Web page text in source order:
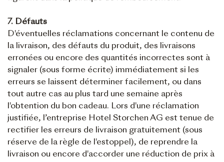
7. Défauts
D'éventuelles réclamations concernant le contenu de
la livraison, des défauts du produit, des livraisons
erronées ou encore des quantités incorrectes sont à
signaler (sous forme écrite) immédiatement si les
erreurs se laissent déterminer facilement, ou dans
tout autre cas au plus tard une semaine après
l'obtention du bon cadeau. Lors d'une réclamation
justifiée, l’entreprise Hotel Storchen AG est tenue de
rectifier les erreurs de livraison gratuitement (sous
réserve de la règle de l'estoppel), de reprendre la
livraison ou encore d'accorder une réduction de prix à